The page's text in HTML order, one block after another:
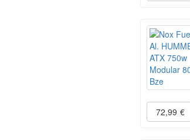
72,99 €